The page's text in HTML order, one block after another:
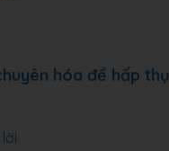
hóa để hấp